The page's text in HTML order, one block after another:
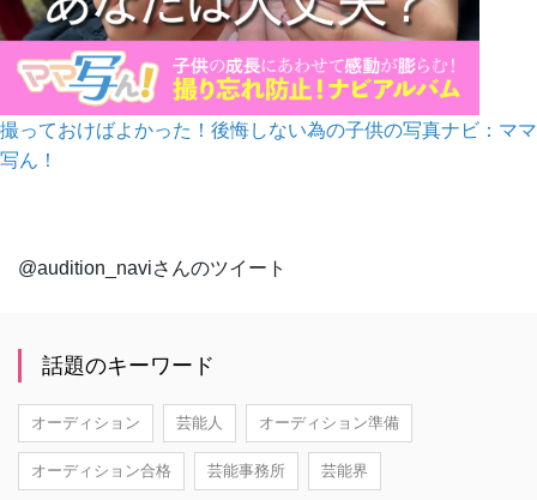
撮っておけばよかった！後悔しない為の子供の写真ナビ：ママ
写ん！
@audition_naviさんのツイート
話題のキーワード
オーディション 芸能人 オーディション準備
オーディション合格 芸能事務所 芸能界